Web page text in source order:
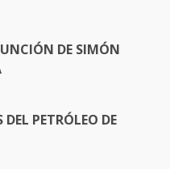
DE SIMÓN
DEL PETRÓLEO DE